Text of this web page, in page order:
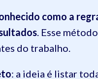
como a
. Esse
do trabalho.
: a ideia é listar